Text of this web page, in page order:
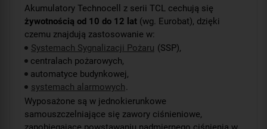
Akumulatory Technocell z serii TCL cechują się
żywotnością od 10 do 12 lat (wg. Eurobat), dzięki
czemu znajdują zastosowanie w:
Systemach Sygnalizacji Pożaru (SSP),
centralach pożarowych,
automatyce budynkowej,
systemach alarmowych.
Wyposażone są w jednokierunkowe
samouszczelniające się zawory ciśnieniowe,